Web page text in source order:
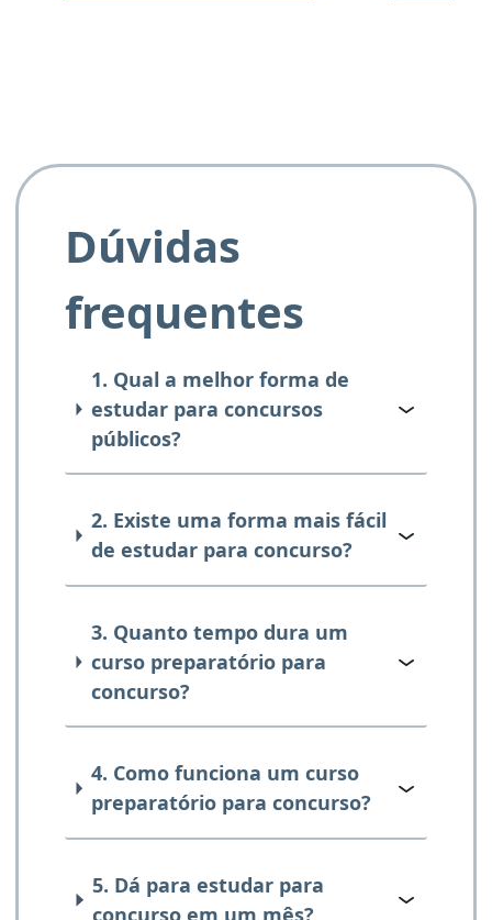
Dúvidas
frequentes
1. Qual a melhor forma de
estudar para concursos
públicos?
2. Existe uma forma mais fácil
de estudar para concurso?
3. Quanto tempo dura um
curso preparatório para
concurso?
4. Como funciona um curso
preparatório para concurso?
5. Dá para estudar para
concurso em um mês?